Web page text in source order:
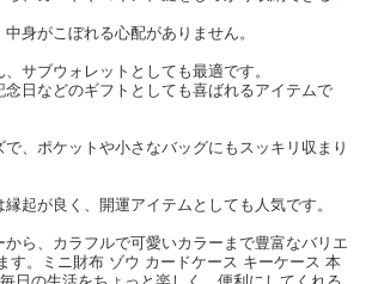
身がこぼれる心配がありません。
サブウォレットとしても最適です。
日などのギフトとしても喜ばれるアイテムで
、ポケットや小さなバッグにもスッキリ収まり
起が良く、開運アイテムとしても人気です。
ら、カラフルで可愛いカラーまで豊富なバリエ
す。ミニ財布 ゾウ カードケース キーケース 本